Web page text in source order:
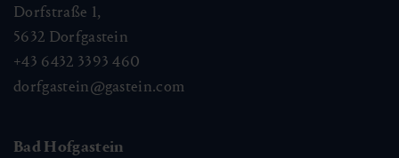
Dorfstraße 1,
5632 Dorfgastein
+43 6432 3393 460
dorfgastein@gastein.com
Bad Hofgastein